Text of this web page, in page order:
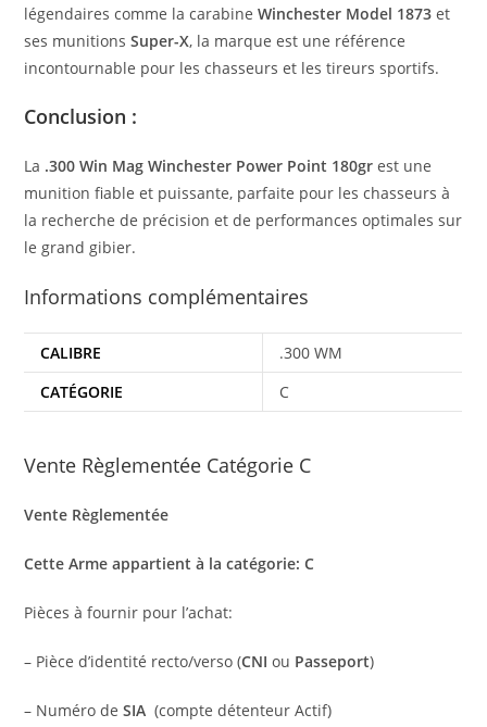
légendaires comme la carabineWinchester Model 1873 et
ses munitionsSuper-X, la marque est une référence
incontournable pour les chasseurs et les tireurs sportifs.
Conclusion :
La .300 Win Mag Winchester Power Point 180gr est une
munition fiable et puissante, parfaite pour les chasseurs à
la recherche de précision et de performances optimales sur
le grand gibier.
Informations complémentaires
CALIBRE
.300 WM
CATÉGORIE
C
Vente Règlementée Catégorie C
Vente Règlementée
Cette Arme appartient à la catégorie: C
Pièces à fournir pour l’achat:
– Pièce d’identité recto/verso (CNI ou Passeport)
– Numéro deSIA(compte détenteur Actif)